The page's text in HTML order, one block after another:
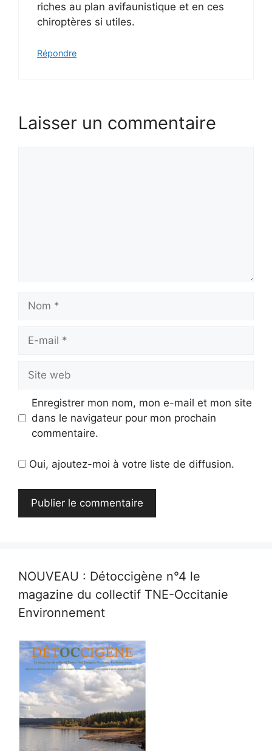
riches au plan avifaunistique et en ces
chiroptères si utiles.
Répondre
Laisser un commentaire
Nom
Site
web
Enregistrer mon nom, mon e-mail et mon site
dans le navigateur pour mon prochain
commentaire.
Oui, ajoutez-moi à votre liste de diffusion.
NOUVEAU : Détoccigène n°4 le
magazine du collectif TNE-Occitanie
Environnement